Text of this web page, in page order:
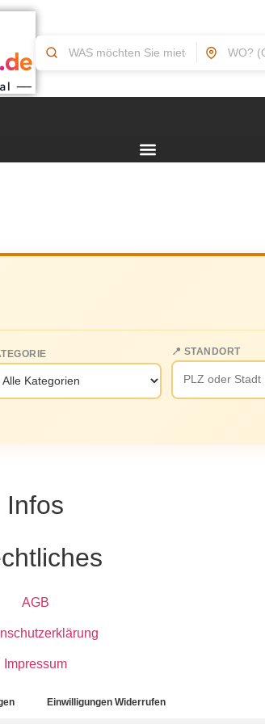
📍 STANDORT
Infos
AGB
Impressum
Einwilligungen Widerrufen